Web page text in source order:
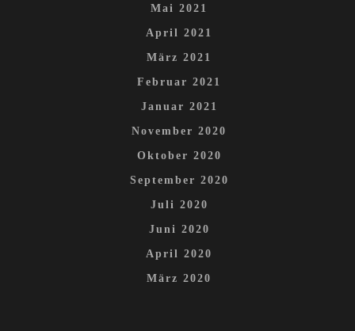
Mai 2021
April 2021
März 2021
Februar 2021
Januar 2021
November 2020
Oktober 2020
September 2020
Juli 2020
Juni 2020
April 2020
März 2020